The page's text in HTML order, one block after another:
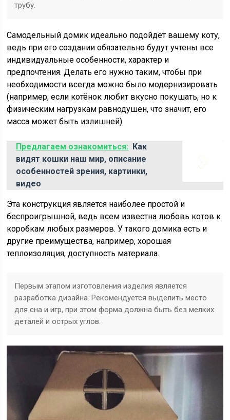
трубу.
Самодельный домик идеально подойдёт вашему коту,
ведь при его создании обязательно будут учтены все
индивидуальные особенности, характер и
предпочтения. Делать его нужно таким, чтобы при
необходимости всегда можно было модернизировать
(например, если котёнок любит вкусно покушать, но к
физическим нагрузкам равнодушен, что значит, его
масса может быть излишней).
Предлагаем ознакомиться:
Как
видят кошки наш мир, описание
особенностей зрения, картинки,
видео
Эта конструкция является наиболее простой и
беспроигрышной, ведь всем известна любовь котов к
коробкам любых размеров. У такого домика есть и
другие преимущества, например, хорошая
теплоизоляция, доступность материала.
Первым этапом изготовления изделия является
разработка дизайна. Рекомендуется выделить место
для сна и игр, при этом форма должна быть без мелких
деталей и острых углов.